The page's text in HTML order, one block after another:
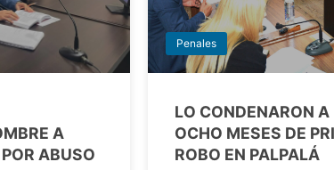
A
ABUSO
Penales
LO CONDENARON
OCHO MESES DE
ROBO EN PALPALÁ